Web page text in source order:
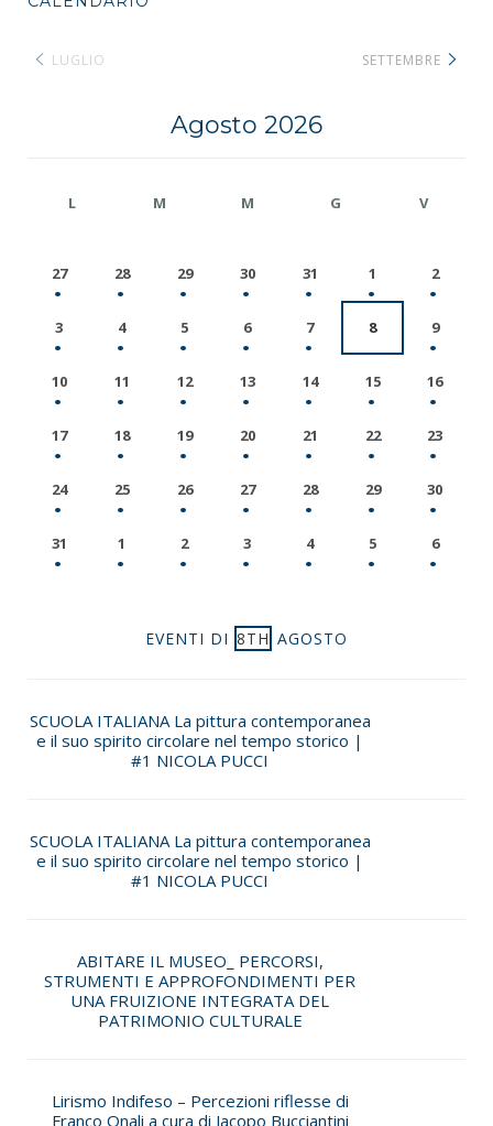
LUGLIO
Agosto 2026
SETTEMBRE
L M M G V
27 28 29 30 31 1 2
3 4 5 6 7 8 9
10 11 12 13 14 15 16
17 18 19 20 21 22 23
24 25 26 27 28 29 30
31 1 2 3 4 5 6
EVENTI DI 8TH AGOSTO
SCUOLA ITALIANA La pittura contemporanea
e il suo spirito circolare nel tempo storico |
#1 NICOLA PUCCI
SCUOLA ITALIANA La pittura contemporanea
e il suo spirito circolare nel tempo storico |
#1 NICOLA PUCCI
ABITARE IL MUSEO_ PERCORSI,
STRUMENTI E APPROFONDIMENTI PER
UNA FRUIZIONE INTEGRATA DEL
PATRIMONIO CULTURALE
Lirismo Indifeso – Percezioni riflesse di
Franco Onali a cura di Jacopo Bucciantini